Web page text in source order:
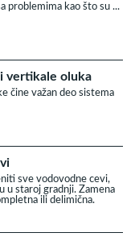
problemima kao što su ...
vertikale oluka
čine važan deo sistema
sve vodovodne cevi,
u staroj gradnji. Zamena
ili delimična.